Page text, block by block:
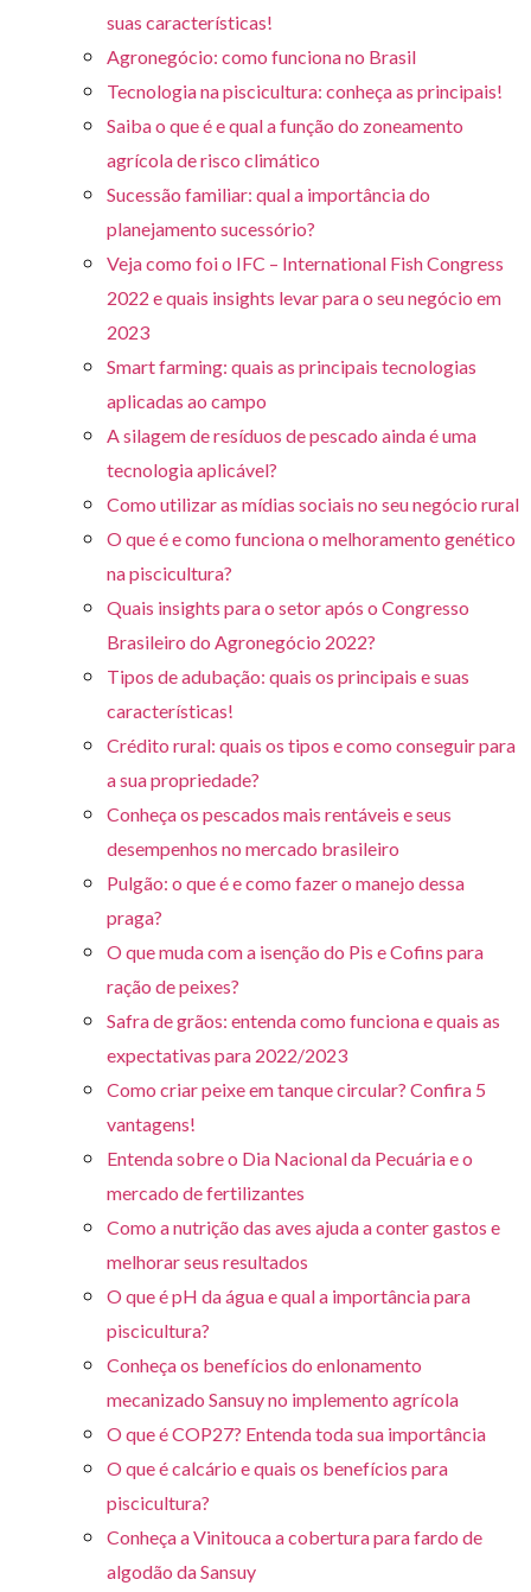
suas características!
Agronegócio: como funciona no Brasil
Tecnologia na piscicultura: conheça as principais!
Saiba o que é e qual a função do zoneamento
agrícola de risco climático
Sucessão familiar: qual a importância do
planejamento sucessório?
Veja como foi o IFC – International Fish Congress
2022 e quais insights levar para o seu negócio em
2023
Smart farming: quais as principais tecnologias
aplicadas ao campo
A silagem de resíduos de pescado ainda é uma
tecnologia aplicável?
Como utilizar as mídias sociais no seu negócio rural
O que é e como funciona o melhoramento genético
na piscicultura?
Quais insights para o setor após o Congresso
Brasileiro do Agronegócio 2022?
Tipos de adubação: quais os principais e suas
características!
Crédito rural: quais os tipos e como conseguir para
a sua propriedade?
Conheça os pescados mais rentáveis e seus
desempenhos no mercado brasileiro
Pulgão: o que é e como fazer o manejo dessa
praga?
O que muda com a isenção do Pis e Cofins para
ração de peixes?
Safra de grãos: entenda como funciona e quais as
expectativas para 2022/2023
Como criar peixe em tanque circular? Confira 5
vantagens!
Entenda sobre o Dia Nacional da Pecuária e o
mercado de fertilizantes
Como a nutrição das aves ajuda a conter gastos e
melhorar seus resultados
O que é pH da água e qual a importância para
piscicultura?
Conheça os benefícios do enlonamento
mecanizado Sansuy no implemento agrícola
O que é COP27? Entenda toda sua importância
O que é calcário e quais os benefícios para
piscicultura?
Conheça a Vinitouca a cobertura para fardo de
algodão da Sansuy